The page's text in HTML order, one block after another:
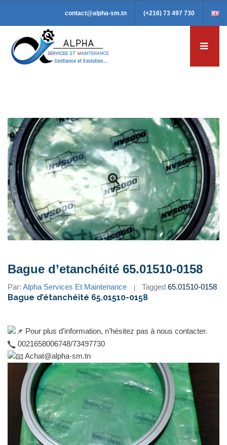
contact@alpha-sm.tn (+216) 73 497 730
Bague d’etanchéité 65.01510-0158
Par: Alpha Services Et Maintenance Tagged 65.01510-0158
Bague d’étanchéité 65.01510-0158
Pour plus d’information, n’hésitez pas à nous contacter.
0021658006748/73497730
Achat@alpha-sm.tn